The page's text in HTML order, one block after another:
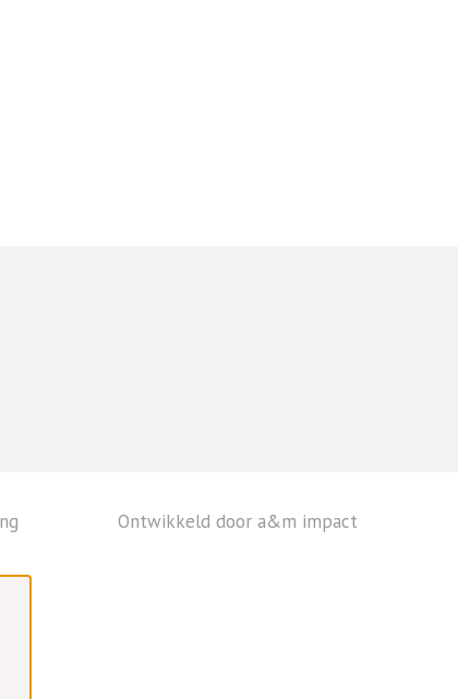
Ontwikkeld door a&m impact